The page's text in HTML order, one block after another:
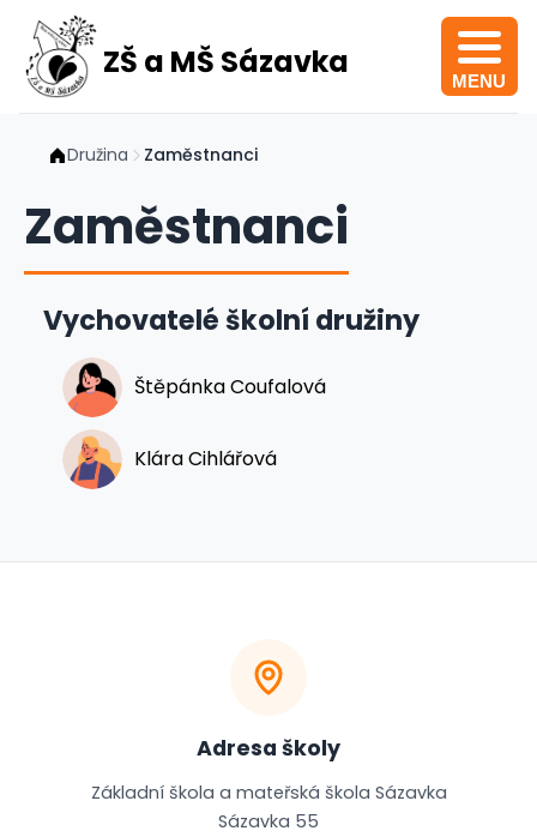
ZŠ a MŠ Sázavka MENU
Družina Zaměstnanci
Zaměstnanci
Vychovatelé školní družiny
Štěpánka Coufalová
Klára Cihlářová
Adresa školy
Základní škola a mateřská škola Sázavka
Sázavka 55